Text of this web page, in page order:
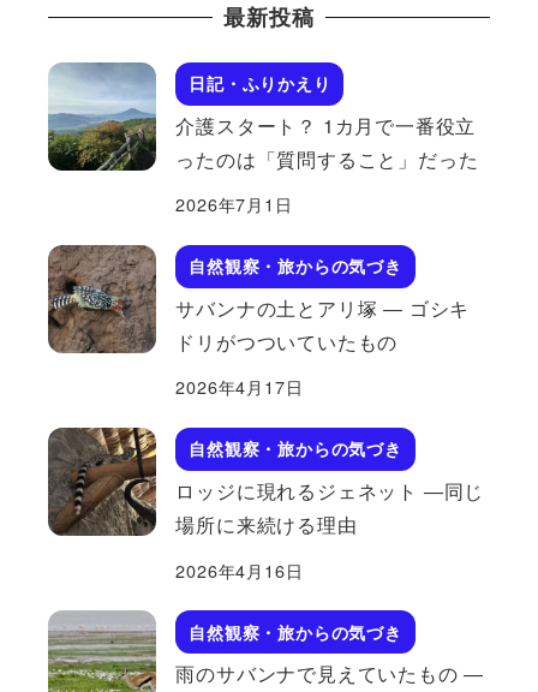
最新投稿
日記・ふりかえり
介護スタート？ 1カ月で一番役立
ったのは「質問すること」だった
2026年7月1日
自然観察・旅からの気づき
サバンナの土とアリ塚 ― ゴシキ
ドリがつついていたもの
2026年4月17日
自然観察・旅からの気づき
ロッジに現れるジェネット ―同じ
場所に来続ける理由
2026年4月16日
自然観察・旅からの気づき
雨のサバンナで見えていたもの ―